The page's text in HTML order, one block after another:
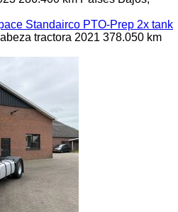
Standairco PTO-Prep 2x tank
tractora 2021 378.050 km